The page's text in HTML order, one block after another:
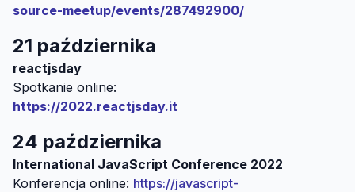
source-meetup/events/287492900/
21 października
reactjsday
https://2022.reactjsday.it
24 października
International JavaScript Conference 2022
Konferencja online: https://javascript-